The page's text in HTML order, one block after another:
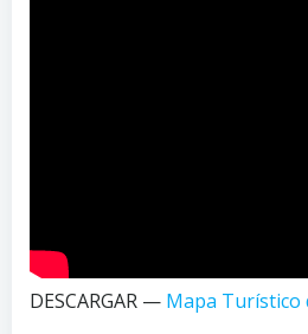
DESCARGAR — Mapa Turístico